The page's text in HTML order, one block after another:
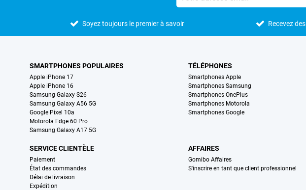
Soyez toujours le premier à savoir Recevez
SMARTPHONES POPULAIRES
Apple iPhone 17
Apple iPhone 16
Samsung Galaxy S26
Samsung Galaxy A56 5G
Google Pixel 10a
Motorola Edge 60 Pro
Samsung Galaxy A17 5G
TÉLÉPHONES
Smartphones Apple
Smartphones Samsung
Smartphones OnePlus
Smartphones Motorola
Smartphones Google
SERVICE CLIENTÈLE
Paiement
État des commandes
Délai de livraison
Expédition
AFFAIRES
Gomibo Affaires
S'inscrire en tant que client professionnel